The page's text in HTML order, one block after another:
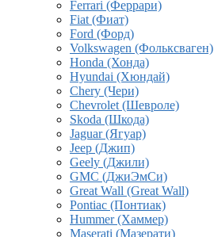
Ferrari (Феррари)
Fiat (Фиат)
Ford (Форд)
Volkswagen (Фольксваген)
Honda (Хонда)
Hyundai (Хюндай)
Chery (Чери)
Chevrolet (Шевроле)
Skoda (Шкода)
Jaguar (Ягуар)
Jeep (Джип)
Geely (Джили)
GMC (ДжиЭмСи)
Great Wall (Great Wall)
Pontiac (Понтиак)
Hummer (Хаммер)
Maserati (Мазерати)